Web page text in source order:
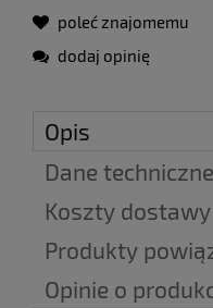
poleć znajomemu
dodaj opinię
Opis
Dane techniczne
Koszty dostawy
Cena nie zawiera
Produkty
Opinie o